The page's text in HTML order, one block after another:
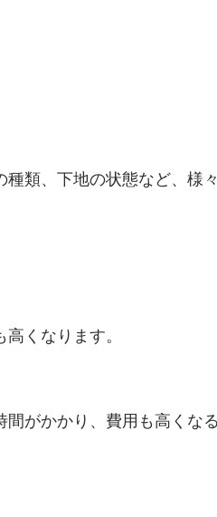
類、下地の状態など、様
くなります。
がかかり、費用も高くな